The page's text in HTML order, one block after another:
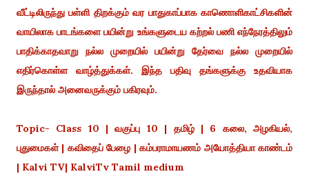
வீட்டிலிருந்து பள்ளி திறக்கும் வர பாதுகாப்பாக காணொளிகாட்சிகளின்
வாயிலாக பாடங்களை பயின்று உங்களுடைய கற்றல் பணி எந்நேரத்திலும்
பாதிக்காதவாறு நல்ல முறையில் பயின்று தேர்வை நல்ல முறையில்
எதிர்கொள்ள வாழ்த்துக்கள். இந்த பதிவு தங்களுக்கு உதவியாக
இருந்தால் அனைவருக்கும் பகிரவும்.
Topic- Class 10 | வகுப்பு 10 | தமிழ் | 6 கலை, அழகியல்,
புதுமைகள் | கவிதைப் பேழை | கம்பராமாயணம் அயோத்தியா காண்டம்
| Kalvi TV| KalviTv Tamil medium